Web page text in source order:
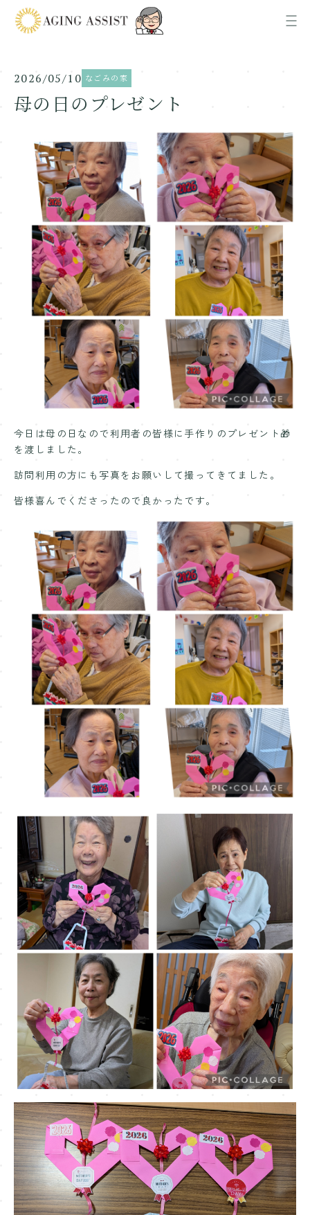
News
お知らせ
About us
AGING ASSISTについて
各事業所ご案内
Recruit
採用情報
お問い合わせ
2026/05/10 なごみの家
母の日のプレゼント
今日は母の日なので利用者の皆様に手作りのプレゼント🎁
を渡しました。
訪問利用の方にも写真をお願いして撮ってきてました。
皆様喜んでくださったので良かったです。